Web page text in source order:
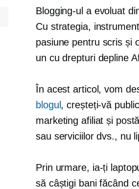
Blogging-ul a evoluat
Cu strategia,
pasiune pentru scris și
un cu drepturi depline
În acest articol, vom
blogul , creșteți-vă
marketing afiliat și
sau serviciilor dvs., nu
Prin urmare, ia-ți
să câștigi bani făcând